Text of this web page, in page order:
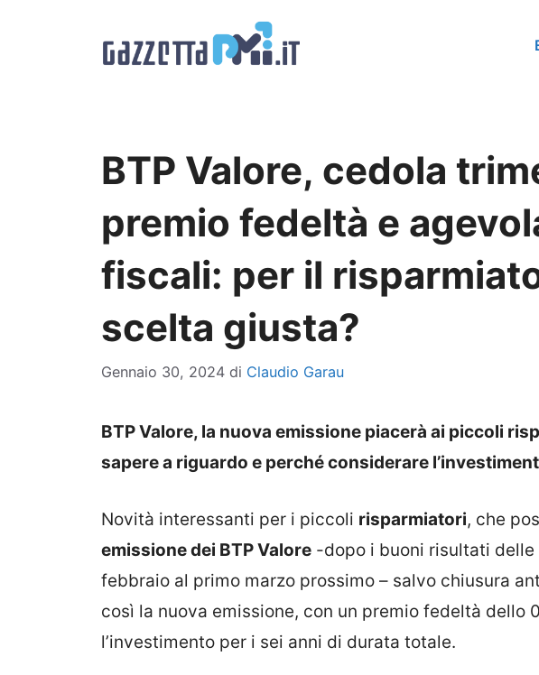
BTP Valore, cedola
premio fedeltà e
fiscali: per il
scelta giusta?
Gennaio 30, 2024 di Claudio Garau
BTP Valore, la nuova emissione piacerà ai piccoli
sapere a riguardo e perché considerare
Novità interessanti per i piccoli risparmiatori, che
emissione dei BTP Valore -dopo i buoni risultati
febbraio al primo marzo prossimo – salvo chiusura
così la nuova emissione, con un premio fedeltà dello
l’investimento per i sei anni di durata totale.